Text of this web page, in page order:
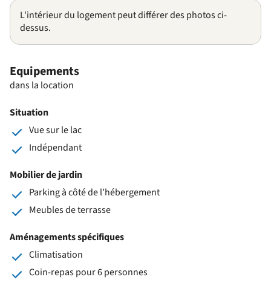
L'intérieur du logement peut différer des photos ci-
dessus.
Equipements
dans la location
Situation
Vue sur le lac
Indépendant
Mobilier de jardin
Parking à côté de l’hébergement
Meubles de terrasse
Aménagements spécifiques
Climatisation
Coin-repas pour 6 personnes